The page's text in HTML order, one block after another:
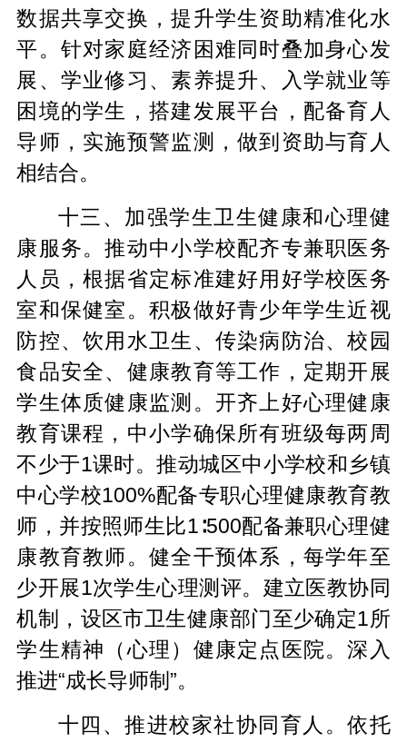
数据共享交换，提升学生资助精准化水
平。针对家庭经济困难同时叠加身心发
展、学业修习、素养提升、入学就业等
困境的学生，搭建发展平台，配备育人
导师，实施预警监测，做到资助与育人
相结合。
十三、加强学生卫生健康和心理健
康服务。推动中小学校配齐专兼职医务
人员，根据省定标准建好用好学校医务
室和保健室。积极做好青少年学生近视
防控、饮用水卫生、传染病防治、校园
食品安全、健康教育等工作，定期开展
学生体质健康监测。开齐上好心理健康
教育课程，中小学确保所有班级每两周
不少于1课时。推动城区中小学校和乡镇
中心学校100%配备专职心理健康教育教
师，并按照师生比1∶500配备兼职心理健
康教育教师。健全干预体系，每学年至
少开展1次学生心理测评。建立医教协同
机制，设区市卫生健康部门至少确定1所
学生精神（心理）健康定点医院。深入
推进“成长导师制”。
十四、推进校家社协同育人。依托